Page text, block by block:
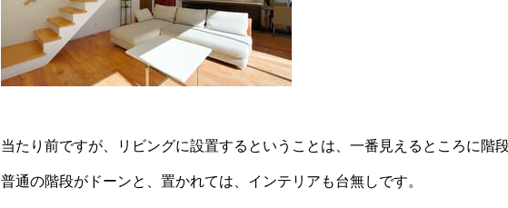
当たり前ですが、リビングに設置するということは、一番見えるところに階
普通の階段がドーンと、置かれては、インテリアも台無しです。